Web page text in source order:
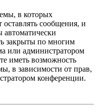
в которых
оставлять сообщения, и
автоматически
закрыты по многим
или администратором
иметь возможность
в зависимости от прав,
конференции.